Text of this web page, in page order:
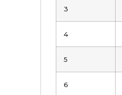
3
4
5
6